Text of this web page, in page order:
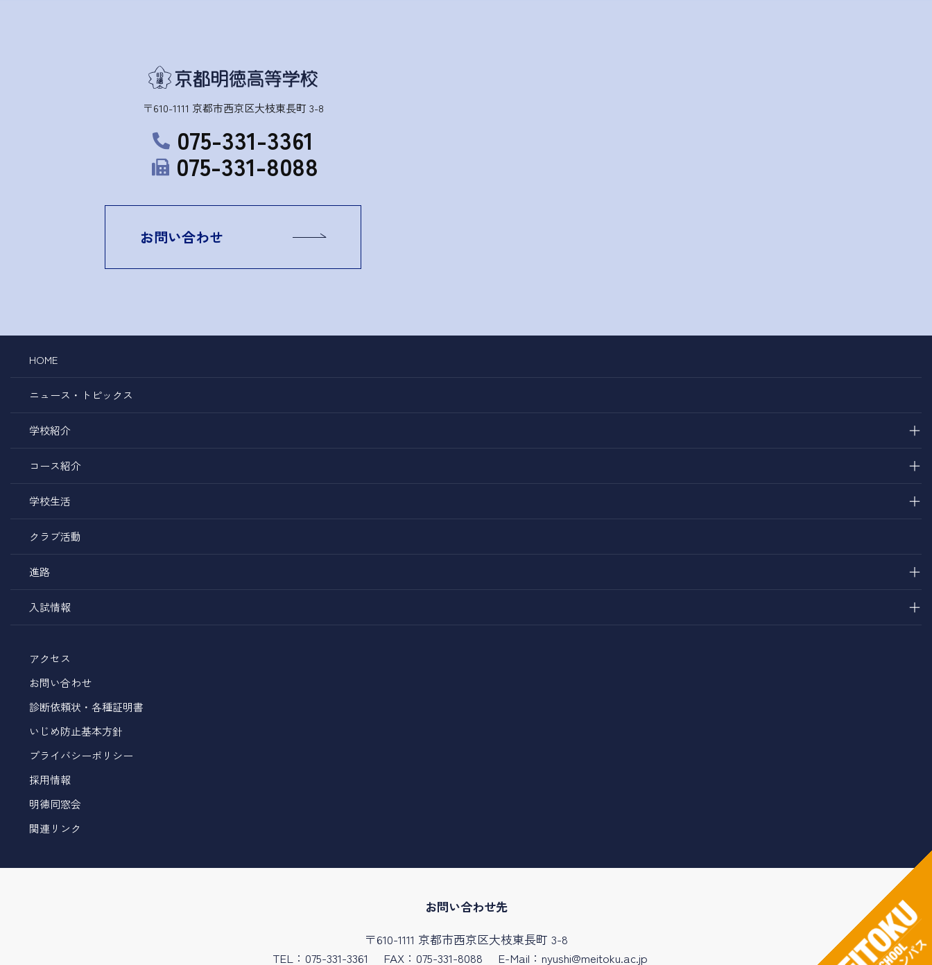
〒610-1111 京都市西京区大枝東長町 3-8
075-331-3361
075-331-8088
お問い合わせ
HOME
ニュース・トピックス
学校紹介 ＋
コース紹介 ＋
学校生活 ＋
クラブ活動
進路 ＋
入試情報 ＋
アクセス
お問い合わせ
診断依頼状・各種証明書
いじめ防止基本方針
プライバシーポリシー
採用情報
明徳同窓会
関連リンク
お問い合わせ先
〒610-1111 京都市西京区大枝東長町 3-8
TEL：075-331-3361
FAX：075-331-8088 E-Mail： nyushi@meitoku.ac.jp